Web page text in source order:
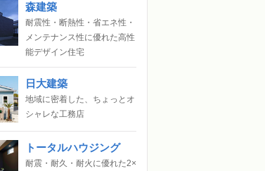
森建築
耐震性・断熱性・省エネ性・
メンテナンス性に優れた高性
能デザイン住宅
日大建築
地域に密着した、ちょっとオ
シャレな工務店
トータルハウジング
耐震・耐久・耐火に優れた2×